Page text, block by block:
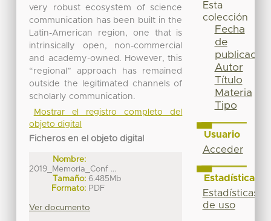
very robust ecosystem of science
communication has been built in the
Latin-American region, one that is
intrinsically open, non-commercial
and academy-owned. However, this
“regional” approach has remained
outside the legitimated channels of
scholarly communication.
Mostrar el registro completo del
objeto digital
Ficheros en el objeto digital
Nombre:
2019_Memoria_Conf ...
Tamaño: 6.485Mb
Formato: PDF
Ver documento
Esta
colección
Fecha
de
publicación
Autor
Título
Materia
Tipo
Usuario
Acceder
Estadísticas
Estadísticas
de uso